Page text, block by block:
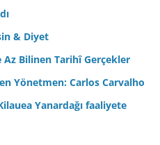
& Diyet
Bilinen Tarihî Gerçekler
Yönetmen: Carlos Carvalho
Yanardağı faaliyete